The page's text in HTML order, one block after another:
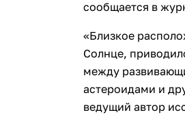
сообщается в
«Близкое
Солнце,
между
астероидами и
ведущий автор